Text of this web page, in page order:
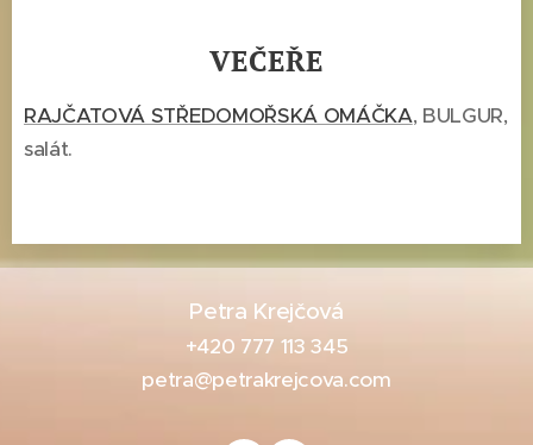
VEČEŘE
RAJČATOVÁ STŘEDOMOŘSKÁ OMÁČKA, BULGUR,
salát.
Petra Krejčová
+420 777 113 345
petra@petrakrejcova.com